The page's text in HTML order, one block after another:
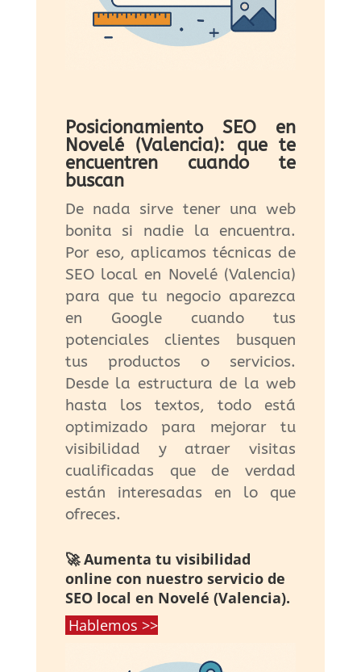
Posicionamiento SEO en
Novelé (Valencia): que te
encuentren cuando te
buscan
De nada sirve tener una web
bonita si nadie la encuentra.
Por eso, aplicamos técnicas de
SEO local en Novelé (Valencia)
para que tu negocio aparezca
en Google cuando tus
potenciales clientes busquen
tus productos o servicios.
Desde la estructura de la web
hasta los textos, todo está
optimizado para mejorar tu
visibilidad y atraer visitas
cualificadas que de verdad
están interesadas en lo que
ofreces.
🚀 Aumenta tu visibilidad
online con nuestro servicio de
SEO local en Novelé (Valencia).
Hablemos >>